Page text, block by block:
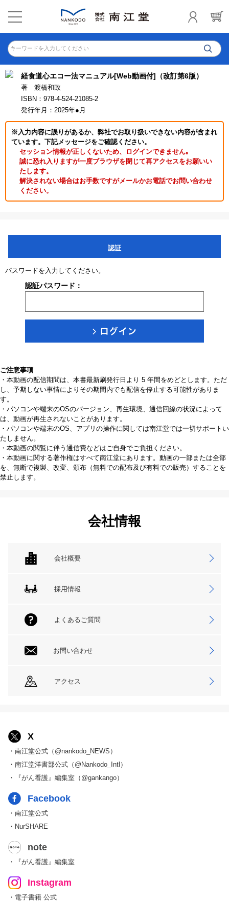
キーワードを入力してください
経食道心エコー法マニュアル[Web動画付]（改訂第6版）
著 渡橋和政
ISBN：978-4-524-21085-2
発行年月：2025年●月
※入力内容に誤りがあるか、弊社でお取り扱いできない内容が含まれ
ています。下記メッセージをご確認ください。
セッション情報が正しくないため、ログインできません｡
誠に恐れ入りますが一度ブラウザを閉じて再アクセスをお願いい
たします。
解決されない場合はお手数ですがメールかお電話でお問い合わせ
ください。
認証
パスワードを入力してください。
認証パスワード：
ご注意事項
・本動画の配信期間は、本書最新刷発行日より 5 年間をめどとします。ただ
し、予期しない事情によりその期間内でも配信を停止する可能性がありま
す。
・パソコンや端末のOSのバージョン、再生環境、通信回線の状況によって
は、動画が再生されないことがあります。
・パソコンや端末のOS、アプリの操作に関しては南江堂では一切サポートい
たしません。
・本動画の閲覧に伴う通信費などはご自身でご負担ください。
・本動画に関する著作権はすべて南江堂にあります。動画の一部または全部
を、無断で複製、改変、頒布（無料での配布及び有料での販売）することを
禁止します。
会社情報
会社概要
採用情報
よくあるご質問
お問い合わせ
アクセス
X
・南江堂公式（@nankodo_NEWS）
・南江堂洋書部公式（@Nankodo_Intl）
・『がん看護』編集室（@gankango）
Facebook
・南江堂公式
・NurSHARE
note
・『がん看護』編集室
Instagram
・電子書籍 公式